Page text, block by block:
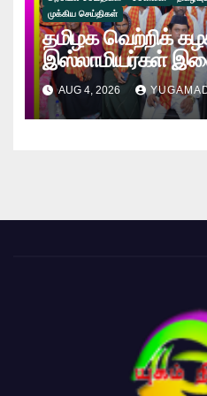
முக்கிய செய்திகள்
தமிழக வெற்றிக்
இஸ்லாமியர்கள்
AUG 4, 2026